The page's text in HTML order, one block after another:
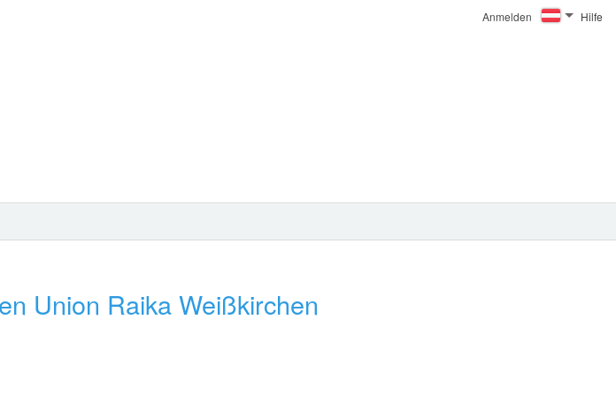
Anmelden Hilfe
Union Raika Weißkirchen